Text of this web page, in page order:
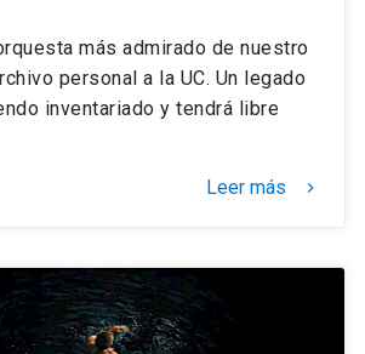
más admirado de nuestro
personal a la UC. Un legado
inventariado y tendrá libre
Leer más keyboard_arrow_right